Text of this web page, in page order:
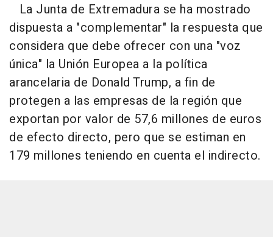
La Junta de Extremadura se ha mostrado
dispuesta a "complementar" la respuesta que
considera que debe ofrecer con una "voz
única" la Unión Europea a la política
arancelaria de Donald Trump, a fin de
protegen a las empresas de la región que
exportan por valor de 57,6 millones de euros
de efecto directo, pero que se estiman en
179 millones teniendo en cuenta el indirecto.